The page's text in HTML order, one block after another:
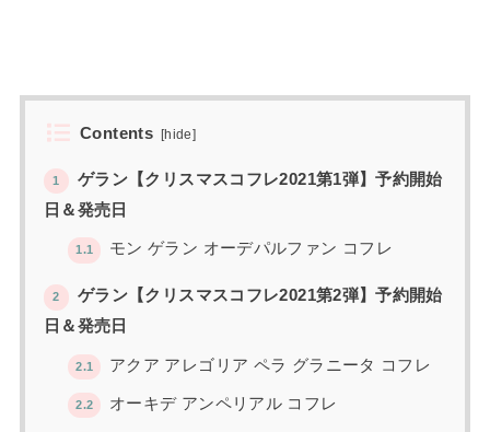
Contents [hide]
1
ゲラン【クリスマスコフレ2021第1弾】予約開始
日＆発売日
1.1 モン ゲラン オーデパルファン コフレ
2
ゲラン【クリスマスコフレ2021第2弾】予約開始
日＆発売日
2.1 アクア アレゴリア ペラ グラニータ コフレ
2.2 オーキデ アンペリアル コフレ